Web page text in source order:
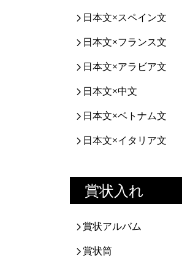
日本文×スペイン文
日本文×フランス文
日本文×アラビア文
日本文×中文
日本文×ベトナム文
日本文×イタリア文
賞状入れ
賞状アルバム
賞状筒